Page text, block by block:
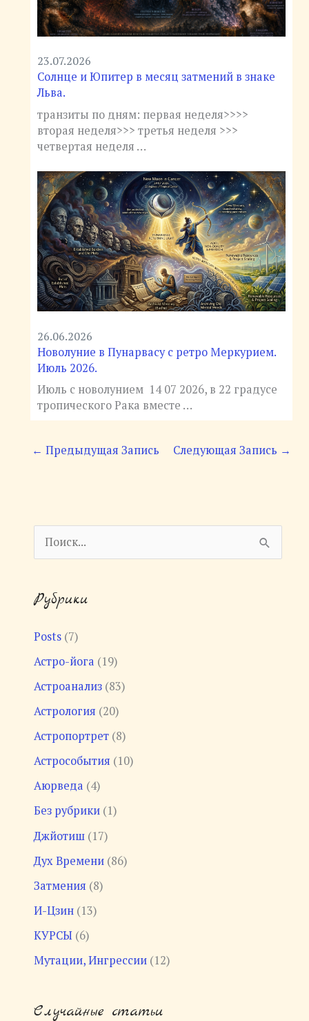
23.07.2026
Солнце и Юпитер в месяц затмений в знаке
Льва.
транзиты по дням: первая неделя>>>>
вторая неделя>>> третья неделя >>>
четвертая неделя …
26.06.2026
Новолуние в Пунарвасу с ретро Меркурием.
Июль 2026.
Июль с новолунием 14 07 2026, в 22 градусе
тропического Рака вместе …
← Предыдущая Запись Следующая Запись →
и
к
Рубрики
Posts(7)
Астро-йога (19)
Астроанализ(83)
Астрология (20)
Астропортрет(8)
Астрособытия (10)
Аюрведа (4)
Без рубрики(1)
Джйотиш(17)
Дух Времени(86)
Затмения (8)
И-Цзин(13)
КУРСЫ(6)
Мутации, Ингрессии(12)
Случайные статьи